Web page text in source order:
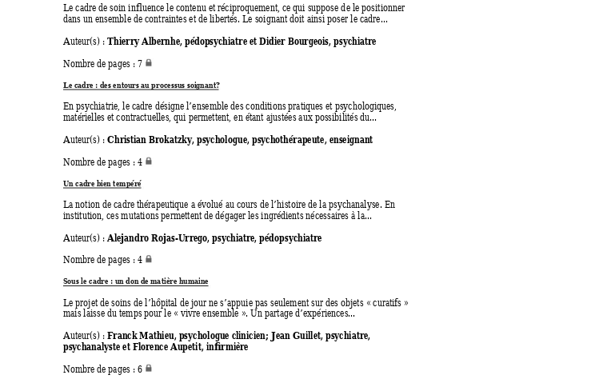
Le cadre de soin influence le contenu et réciproquement, ce qui suppose de le positionner
dans un ensemble de contraintes et de libertés. Le soignant doit ainsi poser le cadre...
Auteur(s) : Thierry Albernhe, pédopsychiatre et Didier Bourgeois, psychiatre
Nombre de pages : 7
Le cadre : des entours au processus soignant?
En psychiatrie, le cadre désigne l’ensemble des conditions pratiques et psychologiques,
matérielles et contractuelles, qui permettent, en étant ajustées aux possibilités du...
Auteur(s) : Christian Brokatzky, psychologue, psychothérapeute, enseignant
Nombre de pages : 4
Un cadre bien tempéré
La notion de cadre thérapeutique a évolué au cours de l’histoire de la psychanalyse. En
institution, ces mutations permettent de dégager les ingrédients nécessaires à la...
Auteur(s) : Alejandro Rojas-Urrego, psychiatre, pédopsychiatre
Nombre de pages : 4
Sous le cadre : un don de matière humaine
Le projet de soins de l’hôpital de jour ne s’appuie pas seulement sur des objets « curatifs »
mais laisse du temps pour le « vivre ensemble ». Un partage d’expériences...
Auteur(s) : Franck Mathieu, psychologue clinicien; Jean Guillet, psychiatre,
psychanalyste et Florence Aupetit, infirmière
Nombre de pages : 6